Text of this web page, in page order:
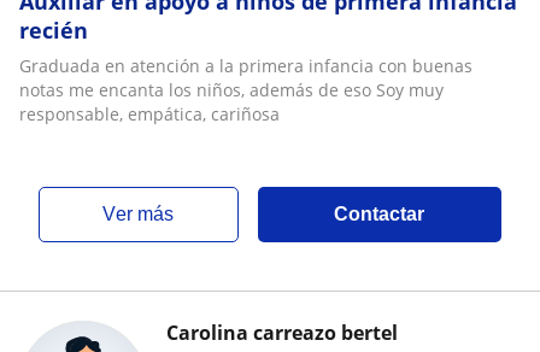
recién
Graduada en atención a la primera infancia con buenas
notas me encanta los niños, además de eso Soy muy
responsable, empática, cariñosa
ver más Contactar
Carolina carreazo bertel